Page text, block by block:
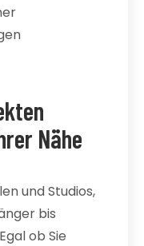
Nähe
und Studios,
bis
ob Sie